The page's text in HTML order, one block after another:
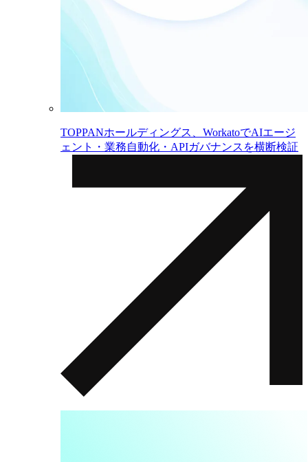
TOPPANホールディングス、WorkatoでAIエージ
ェント・業務自動化・APIガバナンスを横断検証